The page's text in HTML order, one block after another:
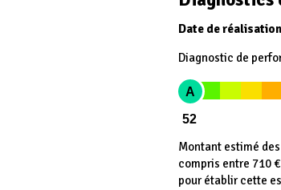
Date de
Diagnostic de
A
52
Montant estimé
compris entre 710
pour établir cette